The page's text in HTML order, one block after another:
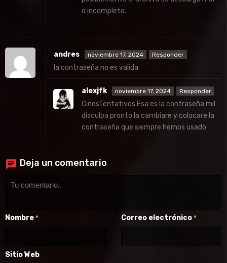
o incompleto.
andres noviembre 17, 2024 Responder
la contraseña no es valida
alexjfk noviembre 17, 2024 Responder
CinesTentativos Esa es la contraseña mil
disculpa pronto la cambiare y colocare la
contraseña que siempre hemos usado
Deja un comentario
Nombre * Correo electrónico *
Sitio Web